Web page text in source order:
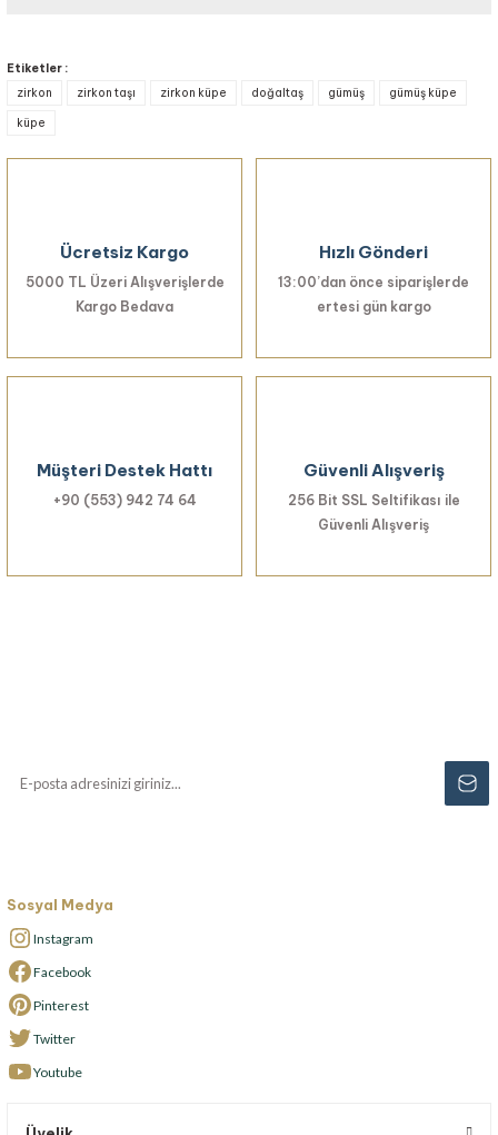
Görüş ve önerileriniz için teşekkür ederiz.
Ürün resmi kalitesiz, bozuk veya görüntülenemiyor.
Ürün fiyatı diğer sitelerden daha pahalı.
Bu ürüne benzer farklı alternatifler olmalı.
Etiketler :
zirkon
zirkon taşı zirkon küpe doğaltaş gümüş gümüş küpe
küpe
Ücretsiz Kargo
5000 TL Üzeri Alışverişlerde
Kargo Bedava
Hızlı Gönderi
13:00’dan önce siparişlerde
ertesi gün kargo
Müşteri Destek Hattı
+90 (553) 942 74 64
Güvenli Alışveriş
256 Bit SSL Seltifikası ile
Güvenli Alışveriş
Sosyal Medya
Instagram
Facebook
Pinterest
Twitter
Youtube